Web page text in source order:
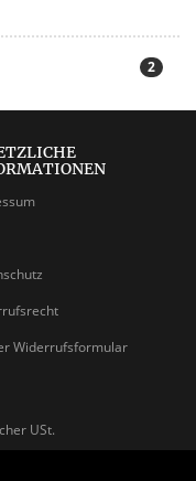
2
Widerrufsformular
USt.